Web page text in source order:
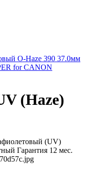
O-Haze 390 37.0мм
for CANON
(Haze)
(UV)
Гарантия 12 мес.